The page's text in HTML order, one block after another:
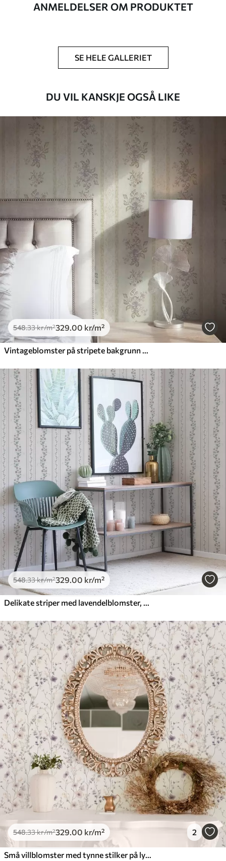
Du kan legge til et lakkbelegg og/eller
Rengjøring
Tapetet kan rengjøres skånsomt med en
rengjøres med vann.
Påføringsmetode Sømløs applikasjon
Tilgjengelige materialer
548.33329.00kr/m²
Premium
kr
Premium vinyl
kr
ANMELDELSER OM PRODUKTET
SE HELE GALLERIET
DU VIL KANSKJE OGSÅ LIKE
548.33kr/m²329.00 kr/m²
Vintageblomster på stripete bakgrunn med ornament
548.33kr/m²329.00 kr/m²
Delikate striper med lavendelblomster, vintage
548.33kr/m²329.00 kr/m² 2
Små villblomster med tynne stilker på lys bakgrunn